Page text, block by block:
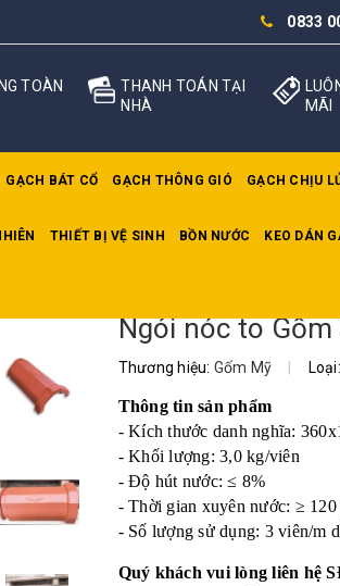
0833
TOÀN
THANH TOÁN TẠI
NHÀ
MÃI
GẠCH BÁT CỔ GẠCH THÔNG GIÓ GẠCH CHỊU
THIẾT BỊ VỆ SINH BỒN NƯỚC KEO DÁN
Ngói nóc to Gốm
Thương hiệu: Gốm Mỹ Loại:
Thông tin sản phẩm
- Kích thước danh nghĩa:
- Khối lượng: 3,0 kg/viên
- Độ hút nước: ≤ 8%
- Thời gian xuyên nước: ≥ 120
- Số lượng sử dụng: 3 viên/m
Quý khách vui lòng liên hệ